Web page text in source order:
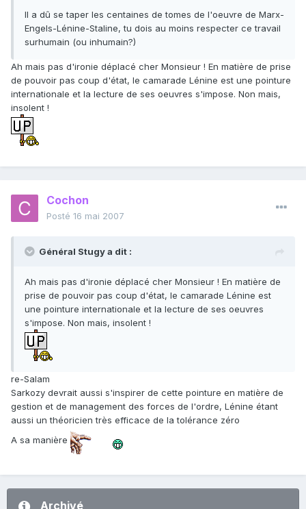
Il a dû se taper les centaines de tomes de l'oeuvre de Marx-
Engels-Lénine-Staline, tu dois au moins respecter ce travail
surhumain (ou inhumain?)
Ah mais pas d'ironie déplacé cher Monsieur ! En matière de prise
de pouvoir pas coup d'état, le camarade Lénine est une pointure
internationale et la lecture de ses oeuvres s'impose. Non mais,
insolent !
Cochon
Posté 16 mai 2007
Général Stugy a dit :
Ah mais pas d'ironie déplacé cher Monsieur ! En matière de
prise de pouvoir pas coup d'état, le camarade Lénine est
une pointure internationale et la lecture de ses oeuvres
s'impose. Non mais, insolent !
re-Salam
Sarkozy devrait aussi s'inspirer de cette pointure en matière de
gestion et de management des forces de l'ordre, Lénine étant
aussi un théoricien très efficace de la tolérance zéro
A sa manière
Archivé